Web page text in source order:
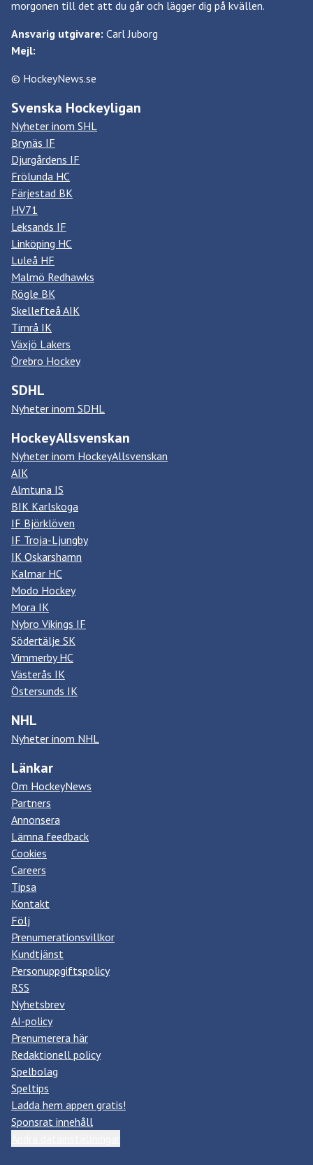
morgonen till det att du går och lägger dig på kvällen.
Ansvarig utgivare: Carl Juborg
Mejl:
© HockeyNews.se
Svenska Hockeyligan
Nyheter inom SHL
Brynäs IF
Djurgårdens IF
Frölunda HC
Färjestad BK
HV71
Leksands IF
Linköping HC
Luleå HF
Malmö Redhawks
Rögle BK
Skellefteå AIK
Timrå IK
Växjö Lakers
Örebro Hockey
SDHL
Nyheter inom SDHL
HockeyAllsvenskan
Nyheter inom HockeyAllsvenskan
AIK
Almtuna IS
BIK Karlskoga
IF Björklöven
IF Troja-Ljungby
IK Oskarshamn
Kalmar HC
Modo Hockey
Mora IK
Nybro Vikings IF
Södertälje SK
Vimmerby HC
Västerås IK
Östersunds IK
NHL
Nyheter inom NHL
Länkar
Om HockeyNews
Partners
Annonsera
Lämna feedback
Cookies
Careers
Tipsa
Kontakt
Följ
Prenumerationsvillkor
Kundtjänst
Personuppgiftspolicy
RSS
Nyhetsbrev
AI-policy
Prenumerera här
Redaktionell policy
Spelbolag
Speltips
Ladda hem appen gratis!
Sponsrat innehåll